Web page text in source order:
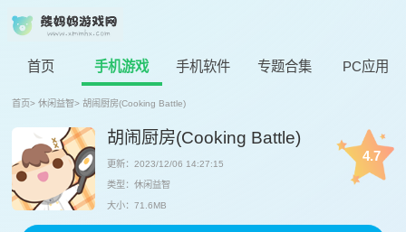
首页 手机游戏 手机软件 专题合集 PC应用
首页> 休闲益智> 胡闹厨房(Cooking Battle)
胡闹厨房(Cooking Battle)
更新：2023/12/06 14:27:15
类型：休闲益智
大小：71.6MB
4.7